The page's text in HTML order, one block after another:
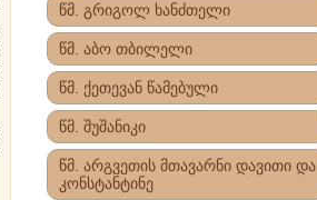
წმ. გრიგოლ ხანძთელი
წმ. აბო თბილელი
წმ. ქეთევან წამებული
წმ. შუშანიკი
წმ. არგვეთის მთავარნი დავითი და
კონსტანტინე